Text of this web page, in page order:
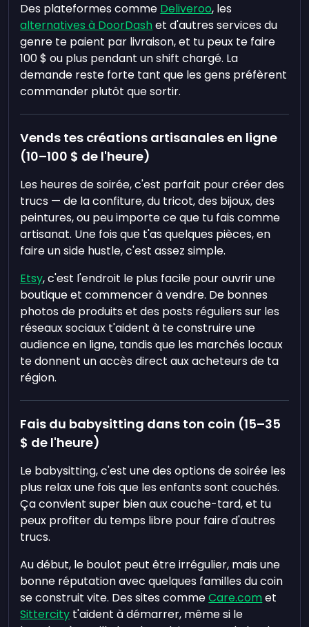
Des plateformes comme Deliveroo, les
alternatives à DoorDashet d'autres services du
genre te paient par livraison, et tu peux te faire
100 $ ou plus pendant un shift chargé. La
demande reste forte tant que les gens préfèrent
commander plutôt que sortir.
Vends tes créations artisanales en ligne
(10–100 $ de l'heure)
Les heures de soirée, c'est parfait pour créer des
trucs — de la confiture, du tricot, des bijoux, des
peintures, ou peu importe ce que tu fais comme
artisanat. Une fois que t'as quelques pièces, en
faire un side hustle, c'est assez simple.
Etsy, c'est l'endroit le plus facile pour ouvrir une
boutique et commencer à vendre. De bonnes
photos de produits et des posts réguliers sur les
réseaux sociaux t'aident à te construire une
audience en ligne, tandis que les marchés locaux
te donnent un accès direct aux acheteurs de ta
région.
Fais du babysitting dans ton coin (15–35
$ de l'heure)
Le babysitting, c'est une des options de soirée les
plus relax une fois que les enfants sont couchés.
Ça convient super bien aux couche-tard, et tu
peux profiter du temps libre pour faire d'autres
trucs.
Au début, le boulot peut être irrégulier, mais une
bonne réputation avec quelques familles du coin
se construit vite. Des sites commeCare.comet
Sittercity t'aident à démarrer, même si le